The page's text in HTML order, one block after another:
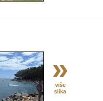
»
više
slika